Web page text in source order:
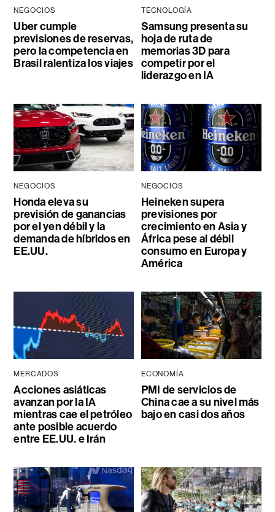
NEGOCIOS
Uber cumple
previsiones de reservas,
pero la competencia en
Brasil ralentiza los viajes
TECNOLOGÍA
Samsung presenta su
hoja de ruta de
memorias 3D para
competir por el
liderazgo en IA
NEGOCIOS
Honda eleva su
previsión de ganancias
por el yen débil y la
demanda de híbridos en
EE.UU.
NEGOCIOS
Heineken supera
previsiones por
crecimiento en Asia y
África pese al débil
consumo en Europa y
América
MERCADOS
Acciones asiáticas
avanzan por la IA
mientras cae el petróleo
ante posible acuerdo
entre EE.UU. e Irán
ECONOMÍA
PMI de servicios de
China cae a su nivel más
bajo en casi dos años